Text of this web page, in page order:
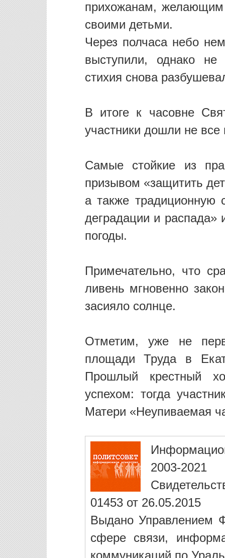
прихожанам, желающим
своими детьми.
Через полчаса небо
выступили, однако
стихия снова
В итоге к часовне
участники дошли не
Самые стойкие из
призывом «защитить
а также традиционную
деградации и распада»
погоды.
Примечательно, что
ливень мгновенно
засияло солнце.
Отметим, уже не
площади Труда в
Прошлый крестный
успехом: тогда
Матери «Неупиваемая
2003-2021
01453 от 26.05.2015
Выдано Управлением
сфере связи,